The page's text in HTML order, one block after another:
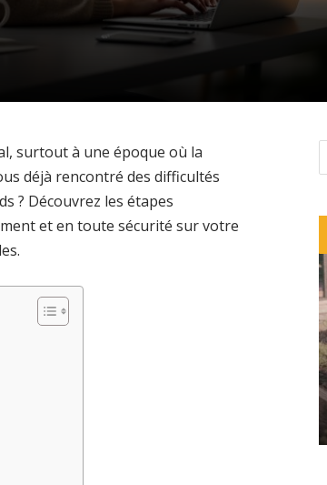
surtout à une époque où la
déjà rencontré des difficultés
? Découvrez les étapes
et en toute sécurité sur votre